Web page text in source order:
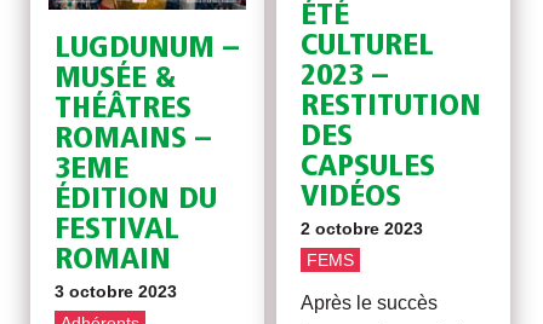
LUGDUNUM –
MUSÉE &
THÉÂTRES
ROMAINS –
3EME
ÉDITION DU
FESTIVAL
ROMAIN
3 octobre 2023
ÉTÉ
CULTUREL
2023 –
RESTITUTION
DES
CAPSULES
VIDÉOS
2 octobre 2023
FEMS
Après le succès